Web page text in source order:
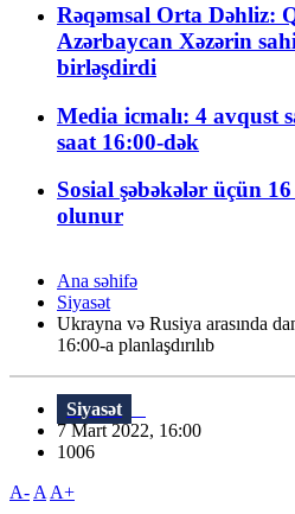
Rəqəmsal Orta Dəhliz:
Azərbaycan Xəzərin
birləşdirdi
Media icmalı: 4 avqust
saat 16:00-dək
Sosial şəbəkələr üçün
olunur
Ana səhifə
Siyasət
Ukrayna və Rusiya arasında
16:00-a planlaşdırılıb
Siyasət
7 Mart 2022, 16:00
1006
A- A A+